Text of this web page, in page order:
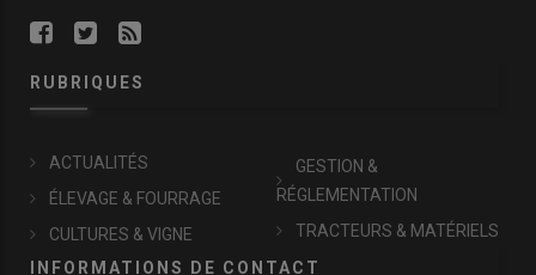
RUBRIQUES
ACTUALITÉS
ÉLEVAGE & FOURRAGE
CULTURES & VIGNE
GESTION &
RÉGLEMENTATION
TRACTEURS & MATÉRIELS
INFORMATIONS DE CONTACT